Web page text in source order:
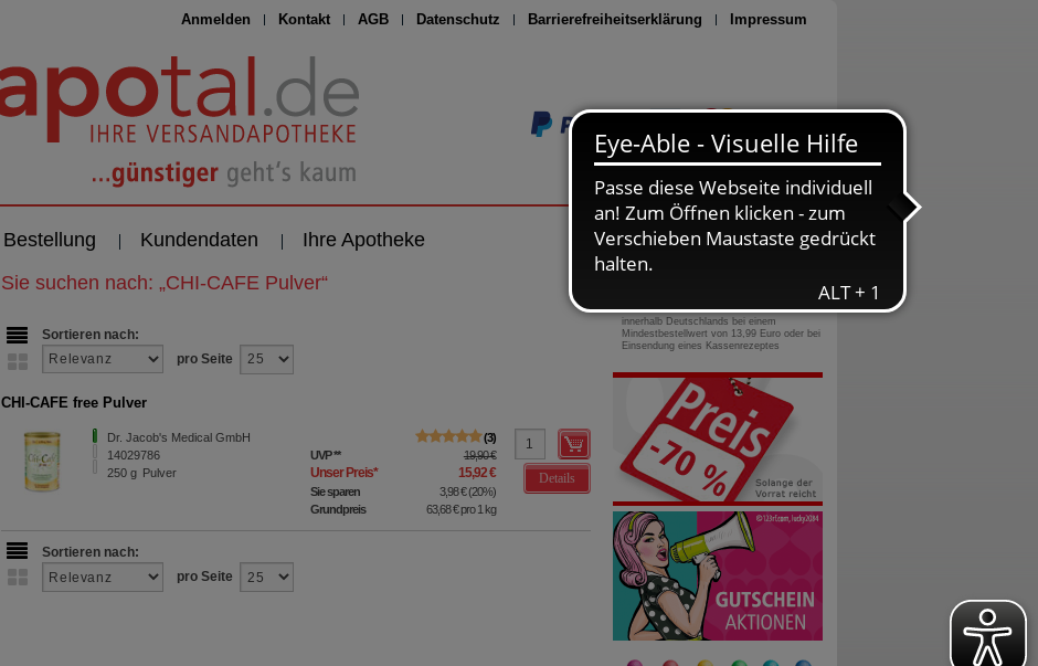
Anmelden Kontakt AGB Datenschutz Barrierefreiheitserklärung Impressum
Seite drucken
Bestellung Kundendaten Ihre Apotheke
Sie suchen nach: „CHI-CAFE Pulver“
Sortieren nach:
pro Seite
CHI-CAFE free Pulver
Dr. Jacob's Medical GmbH
14029786
250g Pulver
3
UVP** 19,90 €
Unser Preis* 15,92 €
Sie sparen 3,98 €(20%)
Grundpreis
63,68 €pro 1 kg
Details
Sortieren nach:
pro Seite
0800-10 11 422
gebührenfreie Rufnummer
innerhalb Deutschlands bei einem
Mindestbestellwert von 13,99 Euro oder bei
Einsendung eines Kassenrezeptes